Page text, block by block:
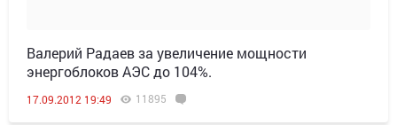
Валерий Радаев за увеличение мощности
энергоблоков АЭС до 104%.
17.09.2012 19:49 11895